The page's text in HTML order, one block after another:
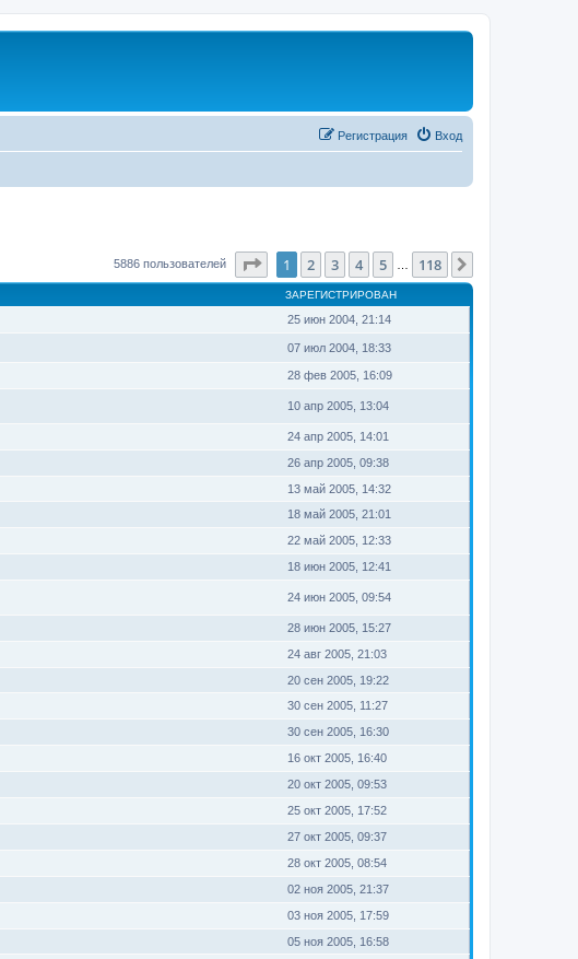
Вход
Регистрация
5886 пользователей Страница1 из 118
1 2 3 4 5 118
ЗАРЕГИСТРИРОВАН
25 июн 2004, 21:14
07 июл 2004, 18:33
28 фев 2005, 16:09
10 апр 2005, 13:04
24 апр 2005, 14:01
26 апр 2005, 09:38
13 май 2005, 14:32
18 май 2005, 21:01
22 май 2005, 12:33
18 июн 2005, 12:41
24 июн 2005, 09:54
28 июн 2005, 15:27
24 авг 2005, 21:03
20 сен 2005, 19:22
30 сен 2005, 11:27
30 сен 2005, 16:30
16 окт 2005, 16:40
20 окт 2005, 09:53
25 окт 2005, 17:52
27 окт 2005, 09:37
28 окт 2005, 08:54
02 ноя 2005, 21:37
03 ноя 2005, 17:59
05 ноя 2005, 16:58